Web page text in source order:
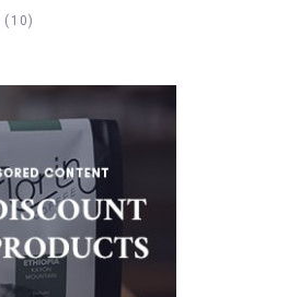
(10)